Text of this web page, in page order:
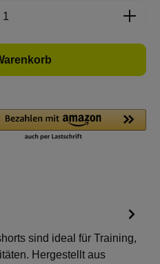
den gewünschten
sind ideal für Training,
Hergestellt aus